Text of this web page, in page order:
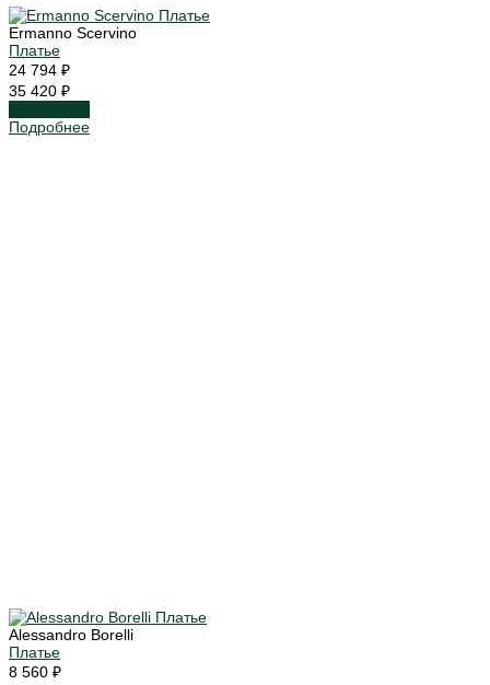
Ermanno Scervino
Платье
24 794 ₽
35 420 ₽
Подробнее
Alessandro Borelli
Платье
8 560 ₽